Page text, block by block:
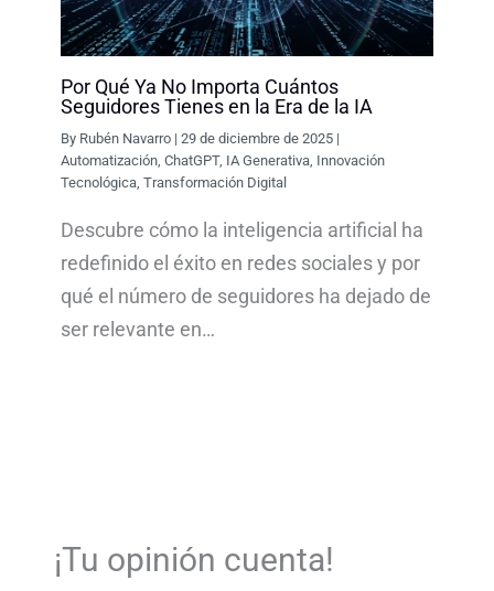
Por Qué Ya No Importa Cuántos
Seguidores Tienes en la Era de la IA
By Rubén Navarro |29 de diciembre de 2025 |
Automatización ,ChatGPT, IA Generativa Innovación
Tecnológica ,Transformación Digital
Descubre cómo la inteligencia artificial ha
redefinido el éxito en redes sociales y por
qué el número de seguidores ha dejado de
ser relevante en…
¡Tu opinión cuenta!